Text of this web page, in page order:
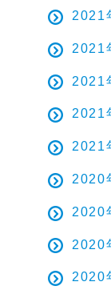
2021
2021
2021
2021
2021
2020
2020
2020
2020